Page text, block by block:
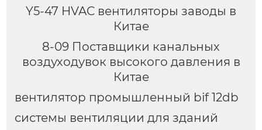
Y5-47 HVAC вентиляторы заводы в
Китае
8-09 Поставщики канальных
воздуходувок высокого давления в
Китае
вентилятор промышленный bif 12db
системы вентиляции для зданий